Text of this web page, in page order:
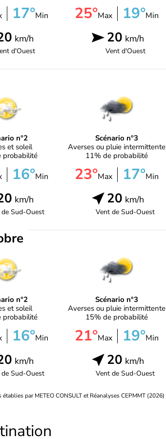
17°Min
km/h
d'Ouest
25°Max 19°Min
20 km/h
Vent d'Ouest
n°2
et soleil
probabilité
16°Min
km/h
deSud-Ouest
Scénario n°3
Averses ou pluie intermittente
11% de probabilité
23°Max 17°Min
20 km/h
Vent deSud-Ouest
n°2
et soleil
probabilité
16°Min
km/h
deSud-Ouest
Scénario n°3
Averses ou pluie intermittente
15% de probabilité
21°Max 19°Min
20 km/h
Vent deSud-Ouest
établies par METEO CONSULT et Réanalyses CEPMMT (2026)